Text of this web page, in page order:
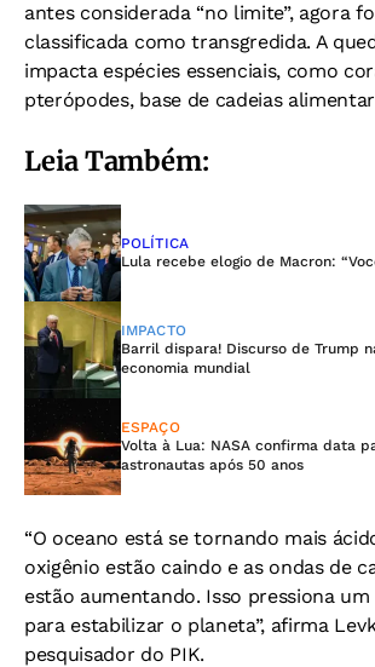
antes considerada “no limite”, agora
classificada como transgredida. A
impacta espécies essenciais, como
pterópodes, base de cadeias
Leia Também:
POLÍTICA
Lula recebe elogio de Macron:
IMPACTO
Barril dispara! Discurso de Trump
economia mundial
ESPAÇO
Volta à Lua: NASA confirma data
astronautas após 50 anos
“O oceano está se tornando mais
oxigênio estão caindo e as ondas de
estão aumentando. Isso pressiona
para estabilizar o planeta”, afirma
pesquisador do PIK.